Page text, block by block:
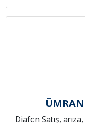
Diafon Satış,